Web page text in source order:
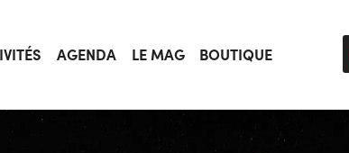
AGENDA LE MAG BOUTIQUE